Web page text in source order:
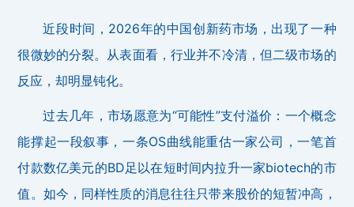
近段时间，2026年的中国创新药市场，出现了一种
很微妙的分裂。从表面看，行业并不冷清，但二级市场的
反应，却明显钝化。
过去几年，市场愿意为“可能性”支付溢价：一个概念
能撑起一段叙事，一条OS曲线能重估一家公司，一笔首
付款数亿美元的BD足以在短时间内拉升一家biotech的市
值。如今，同样性质的消息往往只带来股价的短暂冲高，